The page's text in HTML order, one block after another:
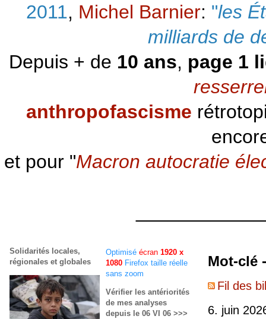
2011, Michel Barnier: "les
milliards de
Depuis + de 10 ans, page 1
anthropofascisme
et pour "Macron autocratie
Mot-clé
Fil des
6. juin
Optimisé écran 1920 x
1080 Firefox taille réelle
sans zoom
Vérifier les antériorités
de mes analyses
depuis le 06 VI 06 >>>
Solidarités locales,
régionales et globales